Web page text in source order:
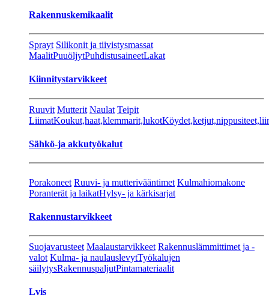
Rakennuskemikaalit
Sprayt Silikonit ja tiivistysmassat
MaalitPuuöljytPuhdistusaineetLakat
Kiinnitystarvikkeet
Ruuvit Mutterit Naulat Teipit
LiimatKoukut,haat,klemmarit,lukot
Sähkö-ja akkutyökalut
Porakoneet Ruuvi- ja mutterivääntimet Kulmahiomakone
Poranterät ja laikatHylsy- ja kärkisarjat
Rakennustarvikkeet
Suojavarusteet Maalaustarvikkeet Rakennuslämmittimet ja -
valot Kulma- ja naulauslevytTyökalujen
säilytysRakennuspaljutPintamateriaalit
Lvis